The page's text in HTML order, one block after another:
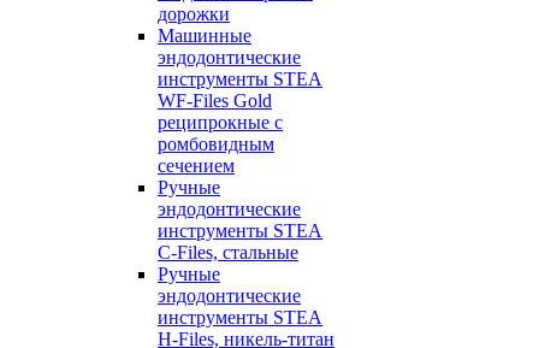
дорожки
Машинные
эндодонтические
инструменты STEA
WF-Files Gold
реципрокные с
ромбовидным
сечением
Ручные
эндодонтические
инструменты STEA
C-Files, стальные
Ручные
эндодонтические
инструменты STEA
H-Files, никель-титан